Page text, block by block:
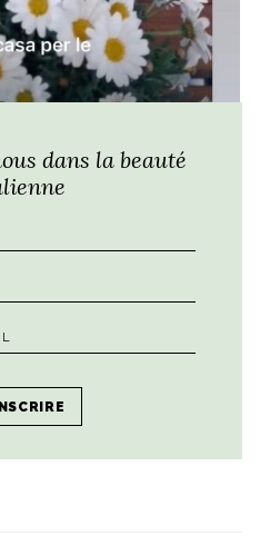
préparant la crème mains,
Laboratori HUR, c’est par
dans la beauté